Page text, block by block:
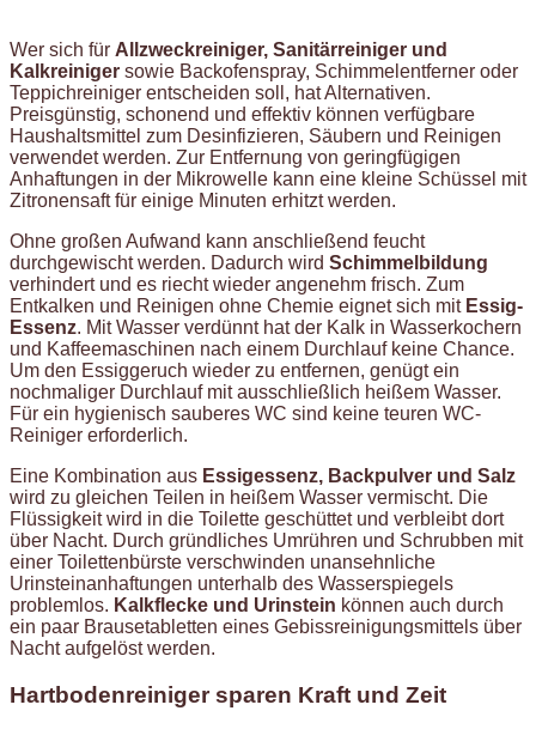
Wer sich für Allzweckreiniger, Sanitärreiniger und
Kalkreiniger sowie Backofenspray, Schimmelentferner oder
Teppichreiniger entscheiden soll, hat Alternativen.
Preisgünstig, schonend und effektiv können verfügbare
Haushaltsmittel zum Desinfizieren, Säubern und Reinigen
verwendet werden. Zur Entfernung von geringfügigen
Anhaftungen in der Mikrowelle kann eine kleine Schüssel mit
Zitronensaft für einige Minuten erhitzt werden.
Ohne großen Aufwand kann anschließend feucht
durchgewischt werden. Dadurch wird Schimmelbildung
verhindert und es riecht wieder angenehm frisch. Zum
Entkalken und Reinigen ohne Chemie eignet sich mit Essig-
Essenz. Mit Wasser verdünnt hat der Kalk in Wasserkochern
und Kaffeemaschinen nach einem Durchlauf keine Chance.
Um den Essiggeruch wieder zu entfernen, genügt ein
nochmaliger Durchlauf mit ausschließlich heißem Wasser.
Für ein hygienisch sauberes WC sind keine teuren WC-
Reiniger erforderlich.
Eine Kombination aus Essigessenz, Backpulver und Salz
wird zu gleichen Teilen in heißem Wasser vermischt. Die
Flüssigkeit wird in die Toilette geschüttet und verbleibt dort
über Nacht. Durch gründliches Umrühren und Schrubben mit
einer Toilettenbürste verschwinden unansehnliche
Urinsteinanhaftungen unterhalb des Wasserspiegels
problemlos. Kalkflecke und Urinstein können auch durch
ein paar Brausetabletten eines Gebissreinigungsmittels über
Nacht aufgelöst werden.
Hartbodenreiniger sparen Kraft und Zeit